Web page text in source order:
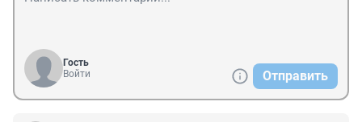
Гость
Войти
Отправить